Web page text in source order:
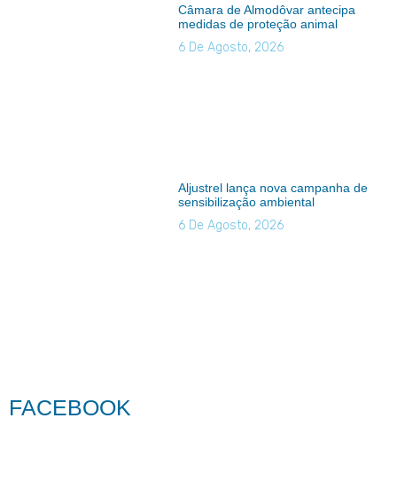
Câmara de Almodôvar antecipa
medidas de proteção animal
6 De Agosto, 2026
Aljustrel lança nova campanha de
sensibilização ambiental
6 De Agosto, 2026
FACEBOOK